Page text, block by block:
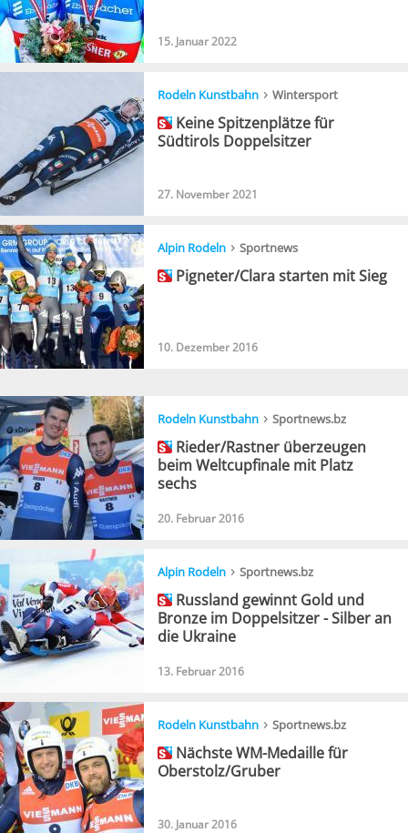
15. Januar 2022
Rodeln Kunstbahn › Wintersport
Keine Spitzenplätze für
Südtirols Doppelsitzer
27. November 2021
Alpin Rodeln › Sportnews
Pigneter/Clara starten mit Sieg
10. Dezember 2016
Rodeln Kunstbahn › Sportnews.bz
Rieder/Rastner überzeugen
beim Weltcupfinale mit Platz
sechs
20. Februar 2016
Alpin Rodeln › Sportnews.bz
Russland gewinnt Gold und
Bronze im Doppelsitzer - Silber an
die Ukraine
13. Februar 2016
Rodeln Kunstbahn › Sportnews.bz
Nächste WM-Medaille für
Oberstolz/Gruber
30. Januar 2016